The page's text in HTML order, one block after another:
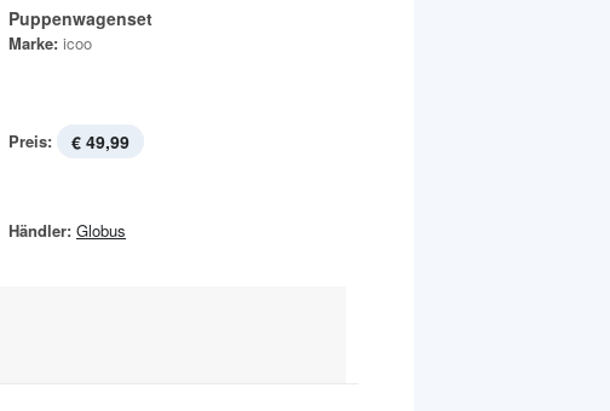
Puppenwagenset
Marke: icoo
Preis: € 49,99
Händler: Globus